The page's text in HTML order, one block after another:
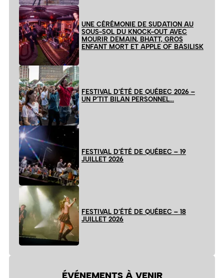
UNE CÉRÉMONIE DE SUDATION AU
SOUS-SOL DU KNOCK-OUT AVEC
MOURIR DEMAIN, BHATT, GROS
ENFANT MORT ET APPLE OF BASILISK
FESTIVAL D’ÉTÉ DE QUÉBEC 2026 –
UN P’TIT BILAN PERSONNEL…
FESTIVAL D’ÉTÉ DE QUÉBEC – 19
JUILLET 2026
FESTIVAL D’ÉTÉ DE QUÉBEC – 18
JUILLET 2026
ÉVÉNEMENTS À VENIR